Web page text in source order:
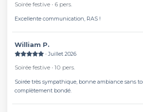
Soirée festive ∙ 6 pers.
Excellente communication, RAS !
William P.
∙ Juillet 2026
Soirée festive ∙ 10 pers.
Soirée très sympathique, bonne ambiance sans
complètement bondé.